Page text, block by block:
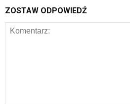
ZOSTAW ODPOWIEDŹ